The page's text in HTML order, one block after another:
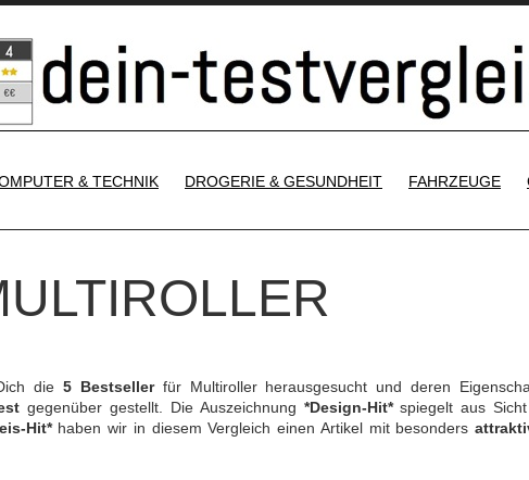
& TECHNIK DROGERIE & GESUNDHEIT FAHRZEUGE
die 5 Bestsellerfür Multiroller herausgesucht und deren
gegenüber gestellt. Die Auszeichnung *Design-Hit*spiegelt aus
Hit*haben wir in diesem Vergleich einen Artikel mit besonders